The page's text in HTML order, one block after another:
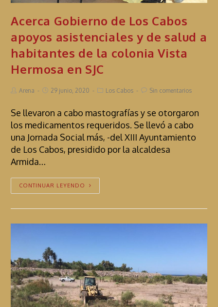
Acerca Gobierno de Los Cabos
apoyos asistenciales y de salud a
habitantes de la colonia Vista
Hermosa en SJC
Arena 29 junio, 2020 Los Cabos Sin comentarios
Se llevaron a cabo mastografías y se otorgaron
los medicamentos requeridos. Se llevó a cabo
una Jornada Social más, -del XIII Ayuntamiento
de Los Cabos, presidido por la alcaldesa
Armida…
CONTINUAR LEYENDO